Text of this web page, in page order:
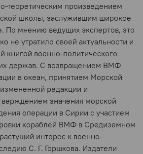
теоретическим произведением
школы, заслужившим широкое
По мнению ведущих экспертов, это
не утратило своей актуальности и
книгой военно-политического
держав. С возвращением ВМФ
в океан, принятием Морской
редакции и
значения морской
операции в Сирии с участием
кораблей ВМФ в Средиземном
интерес к военно-
С. Г. Горшкова. Издатели